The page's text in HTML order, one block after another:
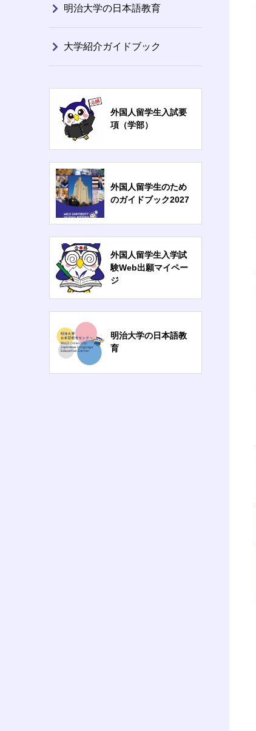
明治大学の日本語教育
大学紹介ガイドブック
外国人留学生入試要
項（学部）
外国人留学生のため
のガイドブック2027
外国人留学生入学試
験Web出願マイペー
ジ
明治大学の日本語教
育